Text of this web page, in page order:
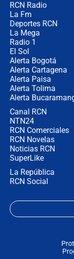
RCN Radio
La Fm
Deportes RCN
La Mega
Radio 1
El Sol
Alerta Bogotá
Alerta Cartagena
Alerta Paisa
Alerta Tolima
Alerta
Canal RCN
NTN24
RCN Comerciales
RCN Novelas
Noticias RCN
SuperLike
La República
RCN Social